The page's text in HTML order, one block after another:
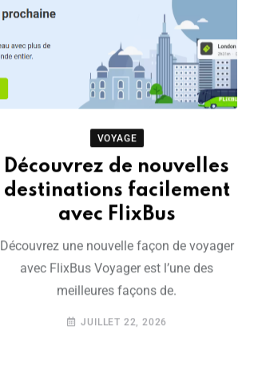
VOYAGE
Découvrez de nouvelles
destinations facilement
avec FlixBus
Découvrez une nouvelle façon de voyager
avec FlixBus Voyager est l’une des
meilleures façons de.
JUILLET 22, 2026